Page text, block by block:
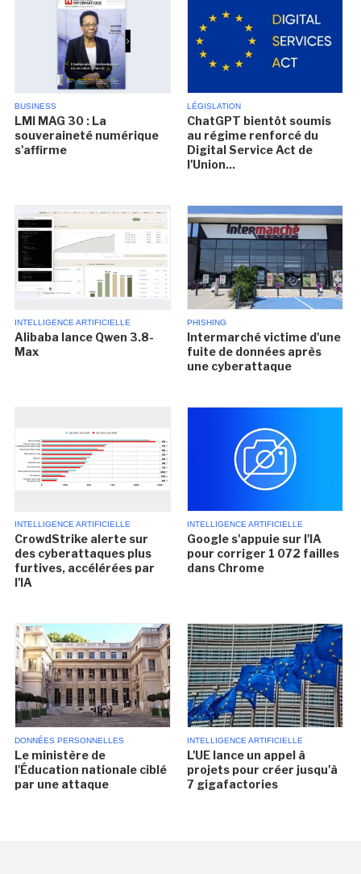
BUSINESS
LMI MAG 30 : La
souveraineté numérique
s'affirme
LÉGISLATION
ChatGPT bientôt soumis
au régime renforcé du
Digital Service Act de
l'Union...
INTELLIGENCE ARTIFICIELLE
Alibaba lance Qwen 3.8-
Max
PHISHING
Intermarché victime d'une
fuite de données après
une cyberattaque
INTELLIGENCE ARTIFICIELLE
CrowdStrike alerte sur
des cyberattaques plus
furtives, accélérées par
l'IA
INTELLIGENCE ARTIFICIELLE
Google s'appuie sur l'IA
pour corriger 1 072 failles
dans Chrome
DONNÉES PERSONNELLES
Le ministère de
l'Éducation nationale ciblé
par une attaque
INTELLIGENCE ARTIFICIELLE
L'UE lance un appel à
projets pour créer jusqu'à
7 gigafactories